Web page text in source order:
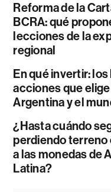
Reforma de la
BCRA: qué
lecciones de la
regional
En qué invertir: los
acciones que
Argentina y el
¿Hasta cuándo
perdiendo terreno
a las monedas de
Latina?